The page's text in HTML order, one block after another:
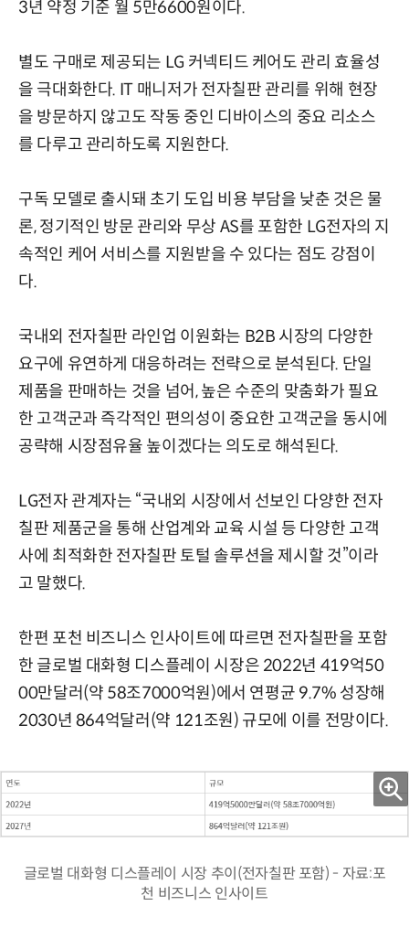
3년 약정 기준 월 5만6600원이다.
별도 구매로 제공되는 LG 커넥티드 케어도 관리 효율성
을 극대화한다. IT 매니저가 전자칠판 관리를 위해 현장
을 방문하지 않고도 작동 중인 디바이스의 중요 리소스
를 다루고 관리하도록 지원한다.
구독 모델로 출시돼 초기 도입 비용 부담을 낮춘 것은 물
론, 정기적인 방문 관리와 무상 AS를 포함한 LG전자의 지
속적인 케어 서비스를 지원받을 수 있다는 점도 강점이
다.
국내외 전자칠판 라인업 이원화는 B2B 시장의 다양한
요구에 유연하게 대응하려는 전략으로 분석된다. 단일
제품을 판매하는 것을 넘어, 높은 수준의 맞춤화가 필요
한 고객군과 즉각적인 편의성이 중요한 고객군을 동시에
공략해 시장점유율 높이겠다는 의도로 해석된다.
LG전자 관계자는 “국내외 시장에서 선보인 다양한 전자
칠판 제품군을 통해 산업계와 교육 시설 등 다양한 고객
사에 최적화한 전자칠판 토털 솔루션을 제시할 것”이라
고 말했다.
한편 포천 비즈니스 인사이트에 따르면 전자칠판을 포함
한 글로벌 대화형 디스플레이 시장은 2022년 419억50
00만달러(약 58조7000억원)에서 연평균 9.7% 성장해
2030년 864억달러(약 121조원) 규모에 이를 전망이다.
글로벌 대화형 디스플레이 시장 추이(전자칠판 포함) - 자료:포
천 비즈니스 인사이트